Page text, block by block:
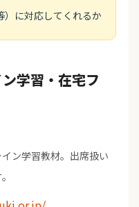
に対応してくれるか
学習・在宅フ
ン学習教材。出席扱い